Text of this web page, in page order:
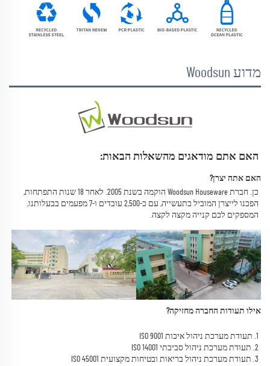
מדוע Woodsun
האם אתם מודאגים מהשאלות הבאות:
האם אתה יצרן?
כן. חברת Woodsun Houseware הוקמה בשנת 2005.
המספקים לכם קנייה מקצה לקצה.
אילו תעודות החברה מחזיקה?
1. תעודת מערכת ניהול איכות ISO 9001
2. תעודת מערכת ניהול סביבתי ISO 14001
3. תעודת מערכת ניהול בריאות ובטיחות מקצועית ISO 45001